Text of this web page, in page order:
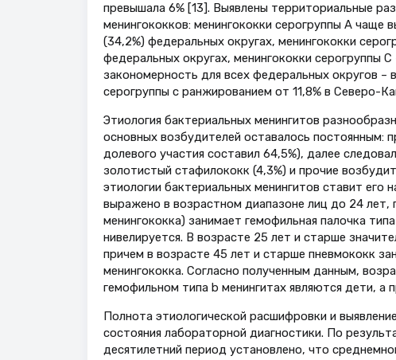
превышала 6% [13]. Выявлены территориальные
менингококков: менингококки серогруппы А чаще
(34,2%) федеральных округах, менингококки
федеральных округах, менингококки серогруппы
закономерность для всех федеральных округов –
серогруппы с ранжированием от 11,8% в Северо-
Этиология бактериальных менингитов
основных возбудителей оставалось постоянным:
долевого участия составил 64,5%), далее
золотистый стафилококк (4,3%) и прочие
этиологии бактериальных менингитов ставит
выражено в возрастном диапазоне лиц до 24
менингококка) занимает гемофильная палочка
нивелируется. В возрасте 25 лет и старше
причем в возрасте 45 лет и старше пневмококк
менингококка. Согласно полученным данным,
гемофильном типа b менингитах являются дети, а
Полнота этиологической расшифровки и
состояния лабораторной диагностики. По
десятилетний период установлено, что